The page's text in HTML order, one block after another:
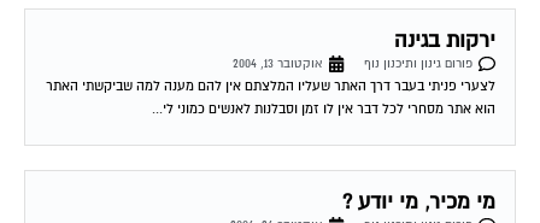
ירקות בגינה
פורום גינון ותיכנון נוף
לצערי פניתי בעבר דרך האתר שעליו המלצתם אין להם מענה למה שביקשתי האתר
הוא אתר מסחרי לכל דבר אין לו זמן וסבלנות לאנשים כמוני לי...
מי מכיר, מי יודע ?
פורום גינון ותיכנון נוף